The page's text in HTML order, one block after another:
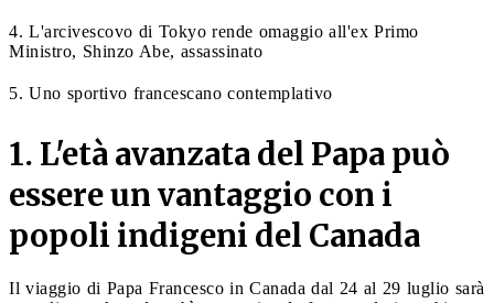
4. L'arcivescovo di Tokyo rende omaggio all'ex Primo
Ministro, Shinzo Abe, assassinato
5. Uno sportivo francescano contemplativo
1. L'età avanzata del Papa può
essere un vantaggio con i
popoli indigeni del Canada
Il viaggio di Papa Francesco in Canada dal 24 al 29 luglio sarà